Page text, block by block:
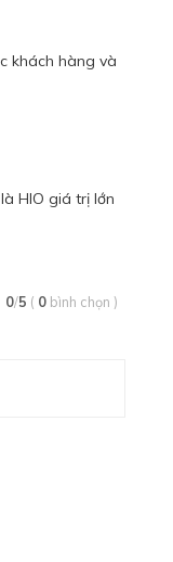
khách hàng và
HIO giá trị lớn
0/5 ( 0 bình chọn )